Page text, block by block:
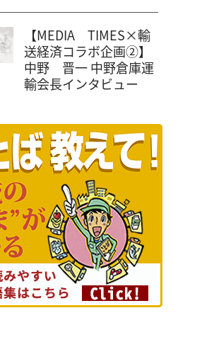
【MEDIA TIMES×輸
送経済コラボ企画②】
中野 晋一 中野倉庫運
輸会長インタビュー